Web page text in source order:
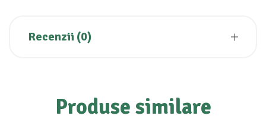
Recenzii (0)
Produse similare